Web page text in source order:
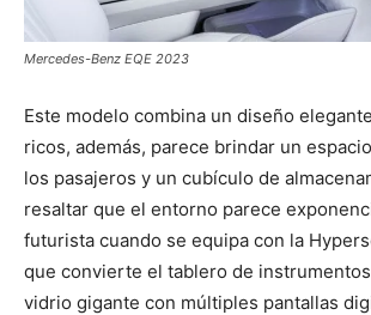
Mercedes-Benz EQE 2023
Este modelo combina un diseño
ricos, además, parece brindar un
los pasajeros y un cubículo de
resaltar que el entorno parece
futurista cuando se equipa con la
que convierte el tablero de
vidrio gigante con múltiples pantallas